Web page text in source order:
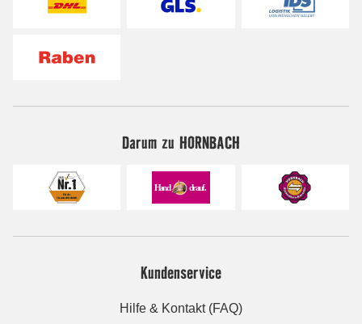
Darum zu HORNBACH
Kundenservice
Hilfe & Kontakt (FAQ)